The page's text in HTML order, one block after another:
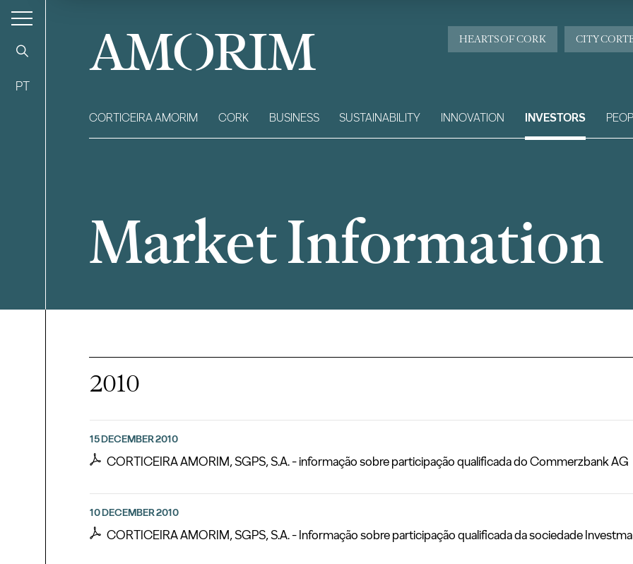
PT
AMORIM CITY
HEARTS OF CORK
CORTICEIRA AMORIM CORK BUSINESS SUSTAINABILITY INNOVATION INVESTORS
Market Information
2010
15 DECEMBER 2010
CORTICEIRA AMORIM, SGPS, S.A. - informação sobre participação qualificada do Commerzbank AG
10 DECEMBER 2010
CORTICEIRA AMORIM, SGPS, S.A. - Informação sobre participação qualificada da sociedade